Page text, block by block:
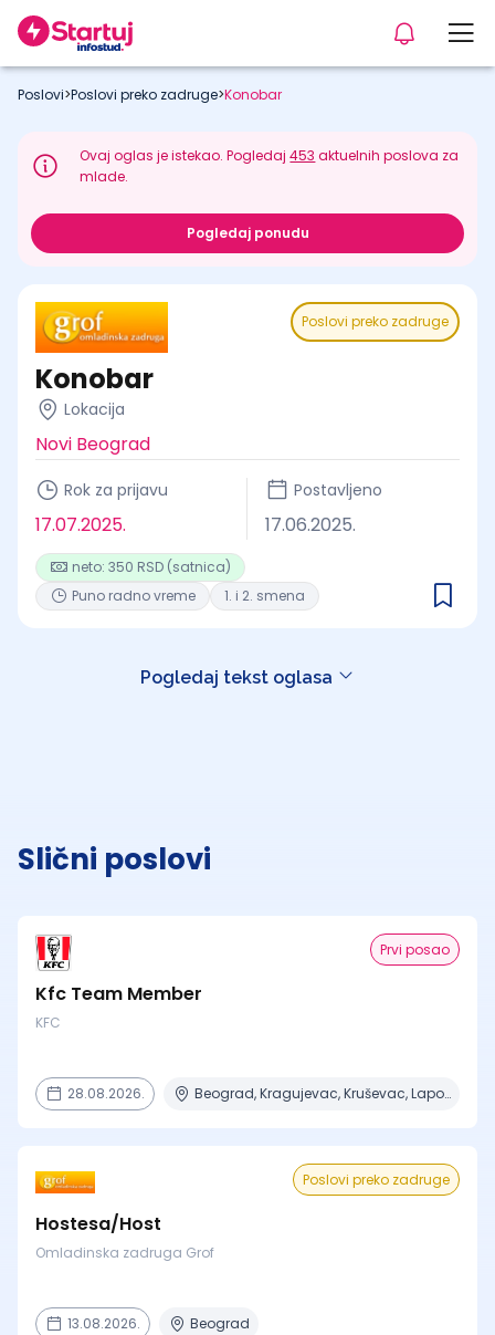
Poslovi>Poslovi preko zadruge>Konobar
Ovaj oglas je istekao. Pogledaj453 aktuelnih poslova za
mlade.
Pogledaj ponudu
Poslovi preko zadruge
Konobar
Lokacija
Novi Beograd
Rok za prijavu
17.07.2025.
Postavljeno
17.06.2025.
neto: 350 RSD (satnica)
Puno radno vreme
1. i 2. smena
Pogledaj tekst oglasa
Slični poslovi
Prvi posao
Kfc Team Member
KFC
28.08.2026. Beograd, Kragujevac, Kruševac, Lapovo, Niš + 4 mesta
Poslovi preko zadruge
Hostesa/Host
Omladinska zadruga Grof
13.08.2026. Beograd